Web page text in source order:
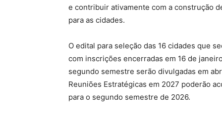
e contribuir ativamente com a construção
para as cidades.
O edital para seleção das 16 cidades que
com inscrições encerradas em 16 de
segundo semestre serão divulgadas em
Reuniões Estratégicas em 2027 poderão
para o segundo semestre de 2026.